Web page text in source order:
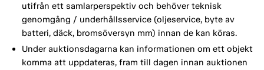
utifrån ett samlarperspektiv och behöver teknisk
genomgång / underhållsservice (oljeservice, byte av
batteri, däck, bromsöversyn mm) innan de kan köras.
Under auktionsdagarna kan informationen om ett objekt
komma att uppdateras, fram till dagen innan auktionen